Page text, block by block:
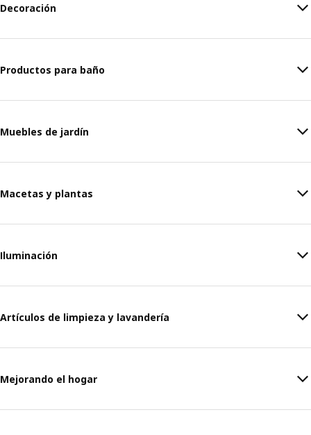
Decoración
Productos para baño
Muebles de jardín
Macetas y plantas
Iluminación
Artículos de limpieza y lavandería
Mejorando el hogar